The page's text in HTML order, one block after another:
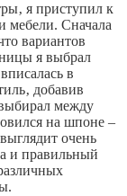
я приступил к
мебели. Сначала
вариантов
я выбрал
в
добавив
между
на шпоне –
очень
и правильный